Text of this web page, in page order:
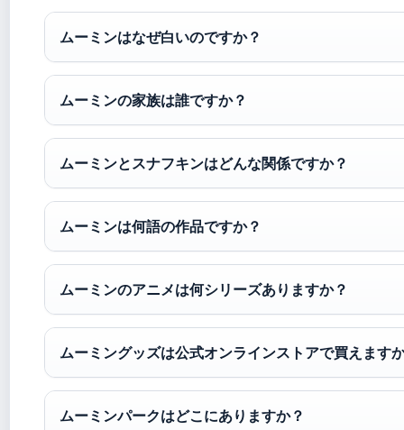
ムーミンはなぜ白いのですか？
ムーミンの家族は誰ですか？
ムーミンとスナフキンはどんな関係ですか？
ムーミンは何語の作品ですか？
ムーミンのアニメは何シリーズありますか？
ムーミングッズは公式オンラインストアで買えます
ムーミンパークはどこにありますか？